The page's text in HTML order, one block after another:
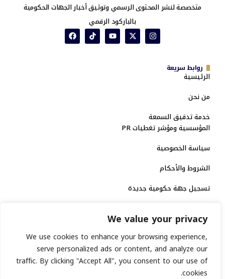
We value your privacy
We use cookies to enhance your browsing experience,
serve personalized ads or content, and analyze our
traffic. By clicking "Accept All", you consent to our use of
cookies.
متخصصة لنشر المحتوى الرسمي وتوثيق أخبار الجهات الحكومية
بالباركود الرقمي
روابط سريعة
الرئيسية
من نحن
خدمة تدقيق السمعة
المؤسسية ومؤشر تغطيات PR
سياسة الخصوصية
الشروط والأحكام
تسجيل جهة حكومية جديدة
الاعتماد الرسمي
منصة إخبارية مرخصة
انشر خبرك